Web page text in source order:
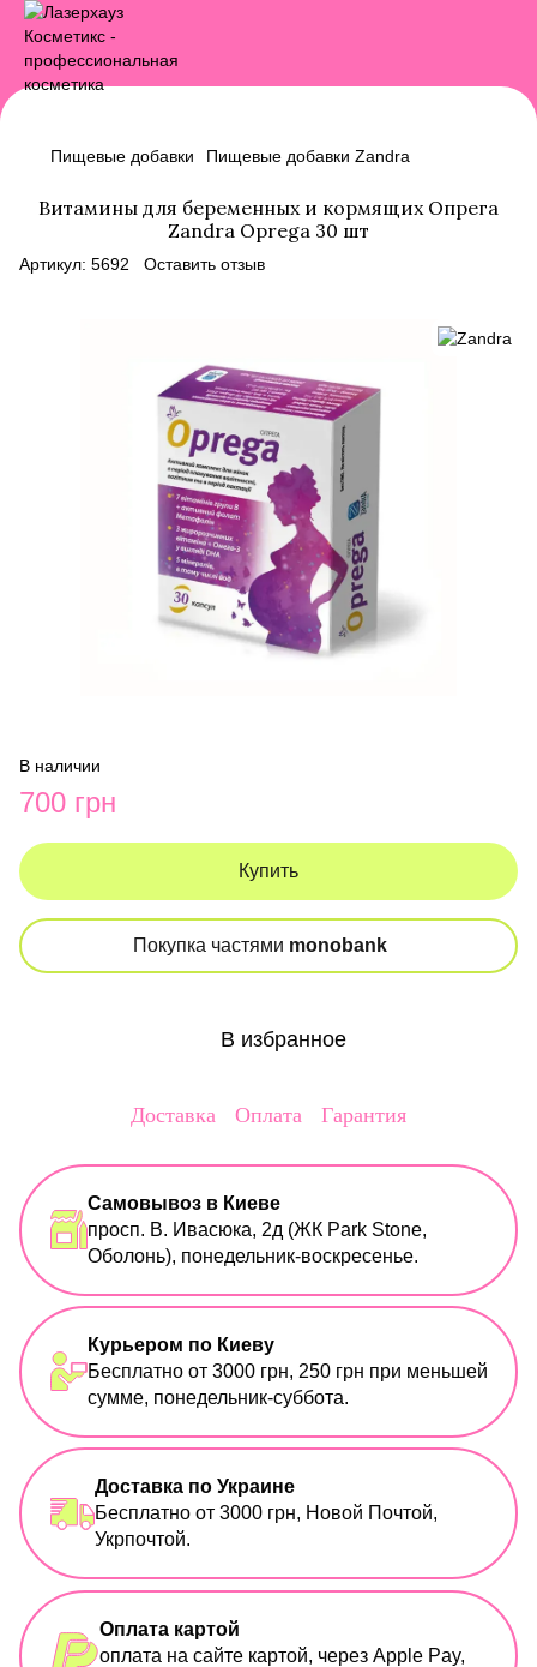
Пищевые добавки Пищевые добавки Zandra
Витамины для беременных и кормящих Опрега
Zandra Oprega 30 шт
Артикул: 5692 Оставить отзыв
В наличии
700 грн
Купить
Покупка частями monobank
В избранное
Доставка Оплата Гарантия
Самовывоз в Киеве
просп. В. Ивасюка, 2д (ЖК Park Stone,
Оболонь), понедельник-воскресенье.
Курьером по Киеву
Бесплатно от 3000 грн, 250 грн при меньшей
сумме, понедельник-суббота.
Доставка по Украине
Бесплатно от 3000 грн, Новой Почтой,
Укрпочтой.
Оплата картой
оплата на сайте картой, через Apple Pay,